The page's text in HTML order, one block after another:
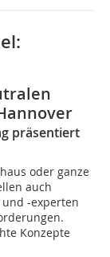
präsentiert
oder ganze
auch
-experten
Konzepte